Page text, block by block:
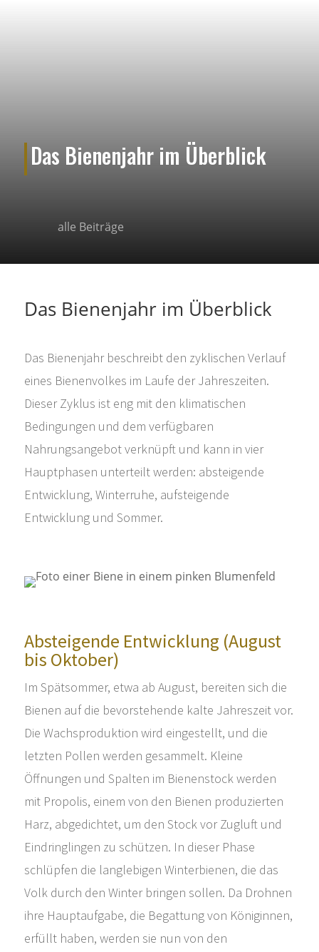
Das Bienenjahr im Überblick
alle Beiträge
Das Bienenjahr im Überblick
Das Bienenjahr beschreibt den zyklischen Verlauf
eines Bienenvolkes im Laufe der Jahreszeiten.
Dieser Zyklus ist eng mit den klimatischen
Bedingungen und dem verfügbaren
Nahrungsangebot verknüpft und kann in vier
Hauptphasen unterteilt werden: absteigende
Entwicklung, Winterruhe, aufsteigende
Entwicklung und Sommer.
Absteigende Entwicklung (August
bis Oktober)
Im Spätsommer, etwa ab August, bereiten sich die
Bienen auf die bevorstehende kalte Jahreszeit vor.
Die Wachsproduktion wird eingestellt, und die
letzten Pollen werden gesammelt. Kleine
Öffnungen und Spalten im Bienenstock werden
mit Propolis, einem von den Bienen produzierten
Harz, abgedichtet, um den Stock vor Zugluft und
Eindringlingen zu schützen. In dieser Phase
schlüpfen die langlebigen Winterbienen, die das
Volk durch den Winter bringen sollen. Da Drohnen
ihre Hauptaufgabe, die Begattung von Königinnen,
erfüllt haben, werden sie nun von den